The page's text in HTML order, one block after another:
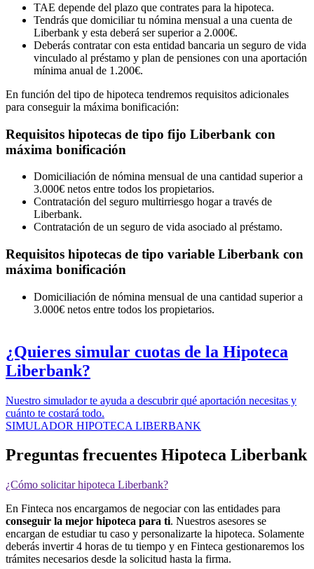
TAE depende del plazo que contrates para la hipoteca.
Tendrás que domiciliar tu nómina mensual a una cuenta de
Liberbank y esta deberá ser superior a 2.000€.
Deberás contratar con esta entidad bancaria un seguro de vida
vinculado al préstamo y plan de pensiones con una aportación
mínima anual de 1.200€.
En función del tipo de hipoteca tendremos requisitos adicionales
para conseguir la máxima bonificación:
Requisitos hipotecas de tipo fijo Liberbank con
máxima bonificación
Domiciliación de nómina mensual de una cantidad superior a
3.000€ netos entre todos los propietarios.
Contratación del seguro multirriesgo hogar a través de
Liberbank.
Contratación de un seguro de vida asociado al préstamo.
Requisitos hipotecas de tipo variable Liberbank con
máxima bonificación
Domiciliación de nómina mensual de una cantidad superior a
3.000€ netos entre todos los propietarios.
¿Quieres simular cuotas de la Hipoteca
Liberbank?
Nuestro simulador te ayuda a descubrir qué aportación necesitas y
cuánto te costará todo.
SIMULADOR HIPOTECA LIBERBANK
Preguntas frecuentes Hipoteca Liberbank
¿Cómo solicitar hipoteca Liberbank?
En Finteca nos encargamos de negociar con las entidades para
conseguir la mejor hipoteca para ti. Nuestros asesores se
encargan de estudiar tu caso y personalizarte la hipoteca. Solamente
deberás invertir 4 horas de tu tiempo y en Finteca gestionaremos los
trámites necesarios desde la solicitud hasta la firma.